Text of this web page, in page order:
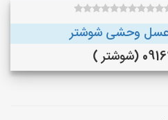
وحشی شوشتر
)